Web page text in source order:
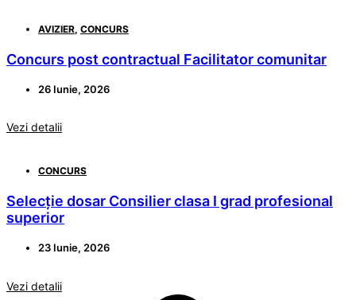
AVIZIER, CONCURS
Concurs post contractual Facilitator comunitar
26 Iunie, 2026
Vezi detalii
CONCURS
Selecție dosar Consilier clasa I grad profesional
superior
23 Iunie, 2026
Vezi detalii